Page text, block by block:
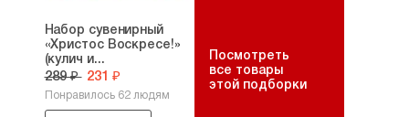
Набор сувенирный
«Христос Воскресе!»
(кулич и...
289 ₽ 231 ₽
Понравилось 62 людям
Посмотреть
все товары
этой подборки